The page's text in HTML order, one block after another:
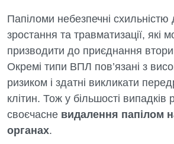
Папіломи небезпечні
зростання та травматизації, які
призводити до приєднання
Окремі типи ВПЛ пов’язані з
ризиком і здатні викликати
клітин. Тож у більшості
своєчасне видалення папілом
органах.